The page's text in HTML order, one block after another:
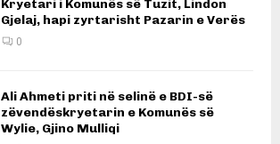
Kryetari i Komunës së Tuzit, Lindon
Gjelaj, hapi zyrtarisht Pazarin e Verës
0
Ali Ahmeti priti në selinë e BDI-së
zëvendëskryetarin e Komunës së
Wylie, Gjino Mulliqi